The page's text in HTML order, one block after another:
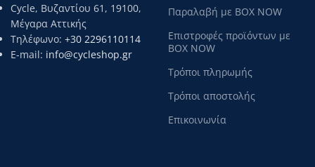
Cycle, Βυζαντίου 61, 19100,
Μέγαρα Αττικής
Τηλέφωνο: +30 2296110114
E-mail: info@cycleshop.gr
Παραλαβή με BOX NOW
Επιστροφές προϊόντων με
BOX NOW
Τρόποι πληρωμής
Τρόποι αποστολής
Επικοινωνία